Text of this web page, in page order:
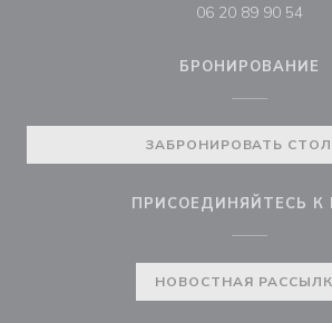
06 20 89 90 54
БРОНИРОВАНИЕ
ЗАБРОНИРОВАТЬ
ПРИСОЕДИНЯЙТЕСЬ К
НОВОСТНАЯ